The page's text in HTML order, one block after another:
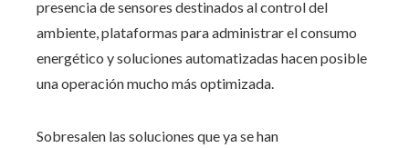
presencia de sensores destinados al control del
ambiente, plataformas para administrar el consumo
energético y soluciones automatizadas hacen posible
una operación mucho más optimizada.
Sobresalen las soluciones que ya se han